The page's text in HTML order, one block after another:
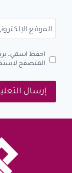
الموقع
احفظ اسمي،
المتصفح